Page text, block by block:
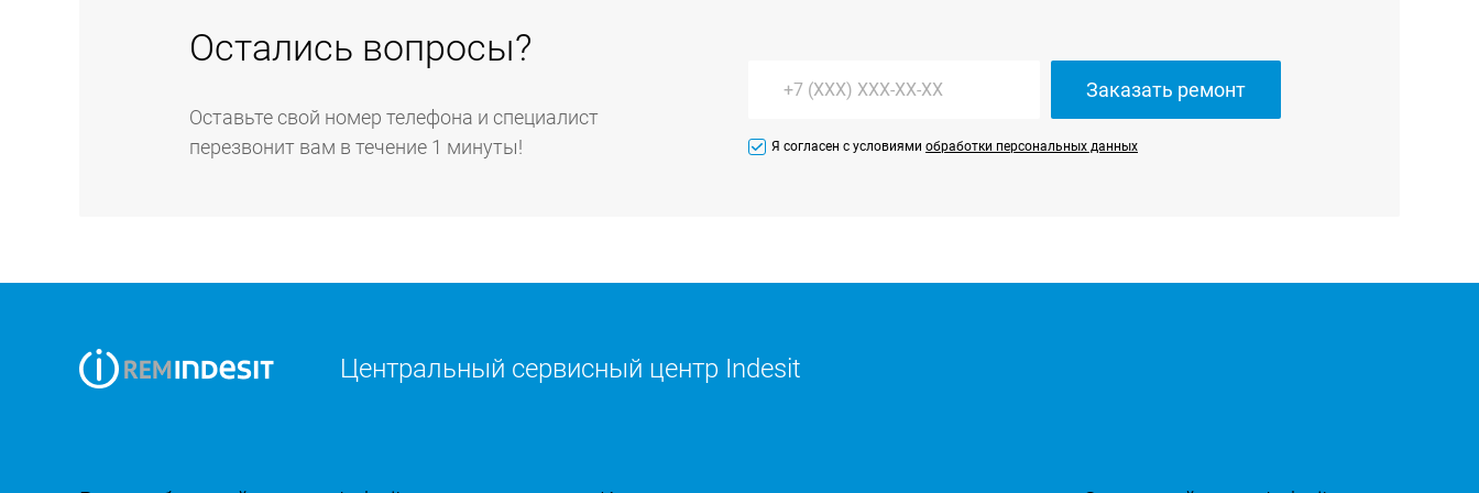
Остались вопросы?
Оставьте свой номер телефона и специалист
перезвонит вам в течение 1 минуты!
Заказать ремонт
Я согласен с условиями обработки персональных данных
Центральный сервисный центр Indesit